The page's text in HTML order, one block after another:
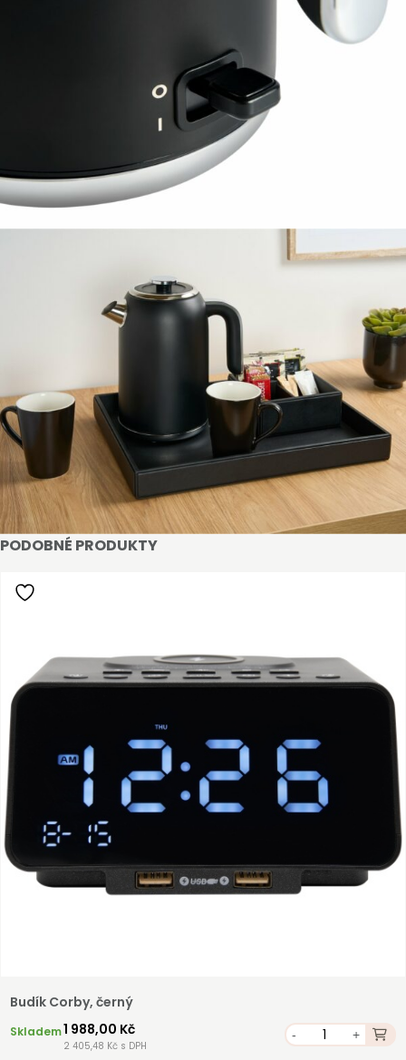
PODOBNÉ PRODUKTY
Budík Corby, černý
Skladem1 988,00 Kč
2 405,48 Kč s DPH
- +
Stát se klientem velkoobchodu Bohéme Collection
je jednoduché, stačí podnikat a mít platné IČO.
Kromě snadnějšího procesu objednávek můžete
získat slevy až do výše 25 % v závislosti na velikosti